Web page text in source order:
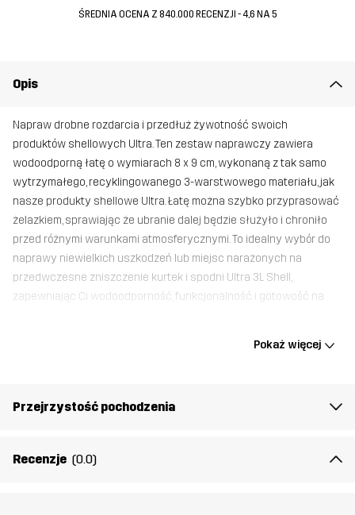
ŚREDNIA OCENA Z 840.000 RECENZJI - 4,6 NA 5
Opis
Napraw drobne rozdarcia i przedłuż żywotność swoich
produktów shellowych Ultra. Ten zestaw naprawczy zawiera
wodoodporną łatę o wymiarach 8 x 9 cm, wykonaną z tak samo
wytrzymałego, recyklingowanego 3-warstwowego materiału, jak
nasze produkty shellowe Ultra. Łatę można szybko przyprasować
żelazkiem, sprawiając że ubranie dalej będzie służyło i chroniło
przed różnymi warunkami atmosferycznymi. To idealny wybór do
naprawy niewielkich uszkodzeń lub miejsc narażonych na
przedwczesne zniszczenie kurtek i spodni Ultra 3L Shell,
zapewniając Ci wodoodporność, funkcjonalność i gotowość na
Waga 6g
Stworzone do
Pokaż więcej
Przejrzystość pochodzenia
Recenzje (0.0)